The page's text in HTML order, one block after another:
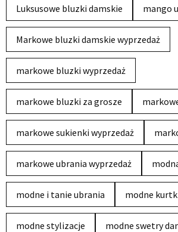
Luksusowe bluzki damskie mango
Markowe bluzki damskie wyprzedaż
markowe bluzki wyprzedaż
markowe bluzki za grosze
markowe sukienki wyprzedaż
markowe ubrania wyprzedaż
modne i tanie ubrania modne
modne stylizacje modne swetry